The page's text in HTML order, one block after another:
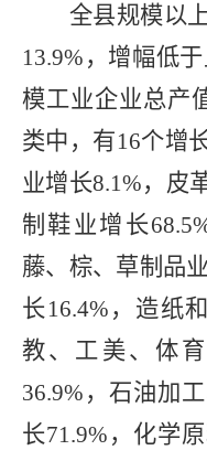
全县规模以
13.9% ，增幅低
模工业企业总产
类中，有16个增
业增长8.1%，皮
制鞋业增长
藤、棕、草制品
长16.4% ，造纸
教、工美、体
36.9% ，石油加
长71.9% ，化学